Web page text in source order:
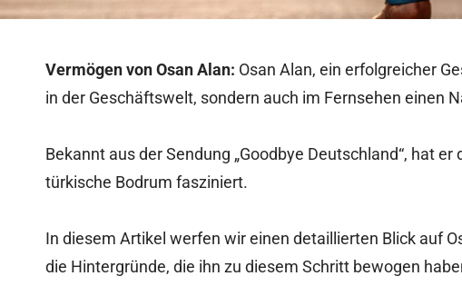
Vermögen von Osan Alan: Osan Alan, ein erfolgreicher
in der Geschäftswelt, sondern auch im Fernsehen einen
Bekannt aus der Sendung „Goodbye Deutschland“, hat
türkische Bodrum fasziniert.
In diesem Artikel werfen wir einen detaillierten Blick auf
die Hintergründe, die ihn zu diesem Schritt bewogen